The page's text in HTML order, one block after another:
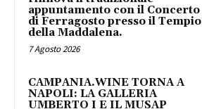
appuntamento con il Concerto
di Ferragosto presso il Tempio
della Maddalena.
7 Agosto 2026
CAMPANIA.WINE TORNA A
NAPOLI: LA GALLERIA
UMBERTO I E IL MUSAP